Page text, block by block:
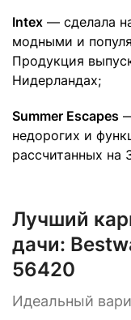
Intex — сделала
модными и
Продукция
Нидерландах;
Summer Escapes
недорогих и
рассчитанных на
Лучший
дачи:
56420
Идеальный